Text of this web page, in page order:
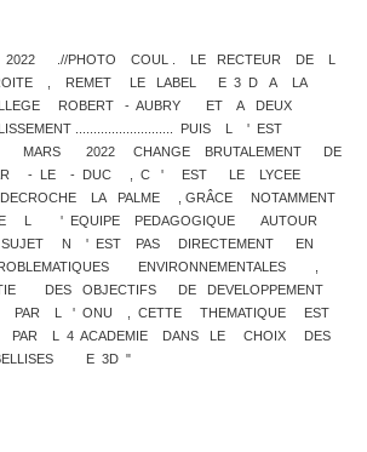
.//PHOTO COUL . LE RECTEUR DE L
, REMET LE LABEL E 3 D A LA
ROBERT - AUBRY ET A DEUX
........................... PUIS L ' EST
MARS 2022 CHANGE BRUTALEMENT DE
- LE - DUC , C ' EST LE LYCEE
LA PALME , GRÂCE NOTAMMENT
' EQUIPE PEDAGOGIQUE AUTOUR
N ' EST PAS DIRECTEMENT EN
ENVIRONNEMENTALES ,
DES OBJECTIFS DE DEVELOPPEMENT
PAR L ' ONU , CETTE THEMATIQUE EST
PAR L 4 ACADEMIE DANS LE CHOIX DES
E 3D "